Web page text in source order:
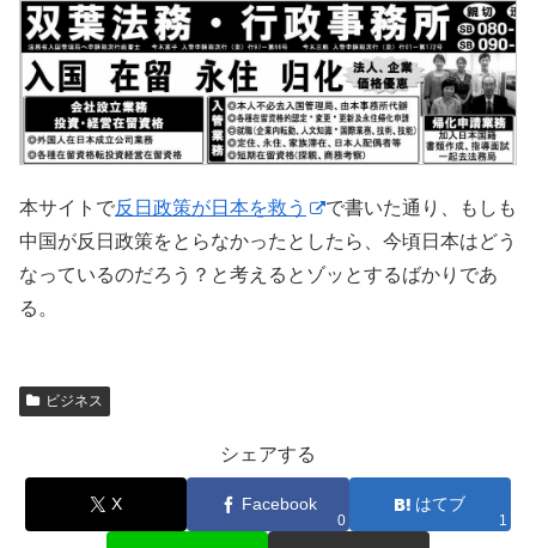
本サイトで反日政策が日本を救う
で書いた通り、もしも
中国が反日政策をとらなかったとしたら、今頃日本はどう
なっているのだろう？と考えるとゾッとするばかりであ
る。
ビジネス
シェアする
X Facebook
0
はてブ
1